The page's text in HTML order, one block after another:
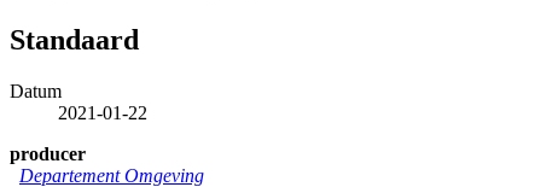
Standaard
Datum
2021-01-22
producer
Departement Omgeving